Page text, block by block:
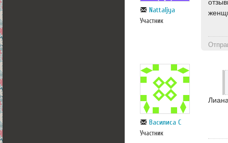
Nattaljya
Участник
Василиса С
Участник